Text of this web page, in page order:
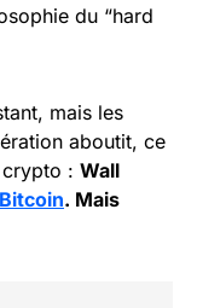
du “hard
mais les
aboutit, ce
crypto : Wall
. Mais